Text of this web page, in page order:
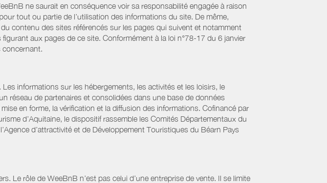
ne saurait en conséquence voir sa responsabilité engagée à raison
tout ou partie de l’utilisation des informations du site. De même,
contenu des sites référencés sur les pages qui suivent et notamment
aux pages de ce site. Conformément à la loi n°78-17 du 6 janvier
concernant.
informations sur les hébergements, les activités et les loisirs, le
réseau de partenaires et consolidées dans une base de données
en forme, la vérification et la diffusion des informations. Cofinancé par
d’Aquitaine, le dispositif rassemble les Comités Départementaux du
d’attractivité et de Développement Touristiques du Béarn Pays
Le rôle de WeeBnB n’est pas celui d’une entreprise de vente. Il se limite